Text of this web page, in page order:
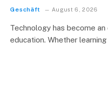
Geschäft August 6, 2026
Technology has become
education. Whether